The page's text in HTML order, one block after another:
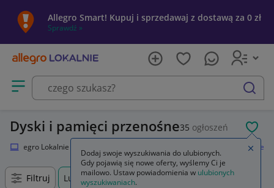
Allegro Smart! Kupuj i sprzedawaj z dostawą za 0 zł
Sprawdź »
Otwórz menu z kategoriami
szukaj
Dyski i pamięci przenośne35 ogłoszeń
Allegro Lokalnie Dyski i pamięci przenośne
Filtruj Lubin, Dolnośląskie, +0 km
Dodaj swoje wyszukiwania do ulubionych.
Gdy pojawią się nowe oferty, wyślemy Ci je
mailowo. Ustaw powiadomienia w ulubionych
wyszukiwaniach.